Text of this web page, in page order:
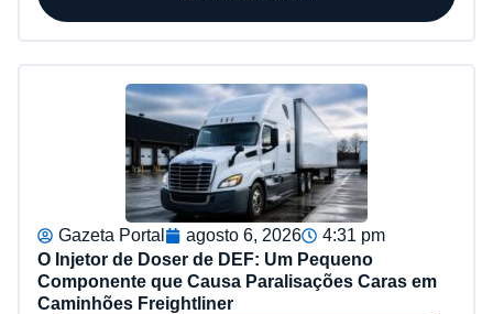
Gazeta Portal agosto 6, 2026
4:31 pm
O Injetor de Doser de DEF: Um Pequeno
Componente que Causa Paralisações Caras em
Caminhões Freightliner